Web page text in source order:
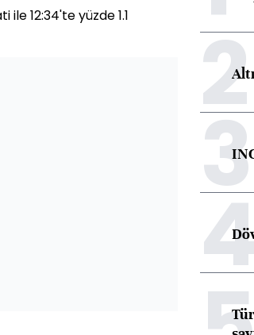
12:34'te yüzde 1.1
2
3